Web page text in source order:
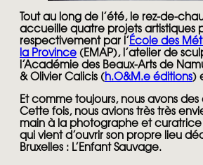
Tout au long de l’été, le rez-de-
accueille quatre projets artistiques
respectivement par l’ École des
la Province (EMAP), l’atelier de
l’Académie des Beaux-Arts de
& Olivier Calicis ( h.O&M.e éditions)
Et comme toujours, nous avons des
Cette fois, nous avions très très
main à la photographe et curatrice
qui vient d’ouvrir son propre lieu
Bruxelles : L’Enfant Sauvage.